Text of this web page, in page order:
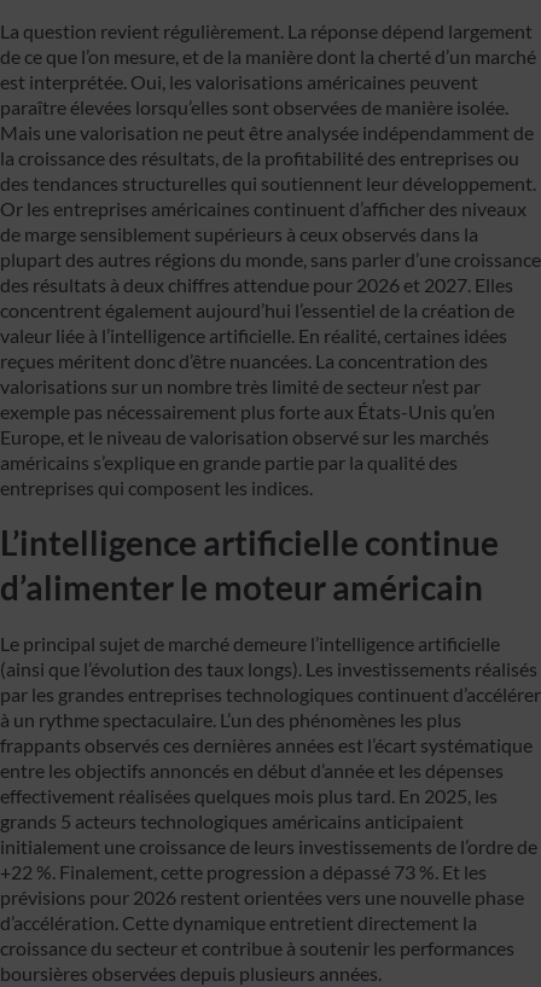
La question revient régulièrement. La réponse dépend largement
de ce que l’on mesure, et de la manière dont la cherté d’un marché
est interprétée. Oui, les valorisations américaines peuvent
paraître élevées lorsqu’elles sont observées de manière isolée.
Mais une valorisation ne peut être analysée indépendamment de
la croissance des résultats, de la profitabilité des entreprises ou
des tendances structurelles qui soutiennent leur développement.
Or les entreprises américaines continuent d’afficher des niveaux
de marge sensiblement supérieurs à ceux observés dans la
plupart des autres régions du monde, sans parler d’une croissance
des résultats à deux chiffres attendue pour 2026 et 2027. Elles
concentrent également aujourd’hui l’essentiel de la création de
valeur liée à l’intelligence artificielle. En réalité, certaines idées
reçues méritent donc d’être nuancées. La concentration des
valorisations sur un nombre très limité de secteur n’est par
exemple pas nécessairement plus forte aux États-Unis qu’en
Europe, et le niveau de valorisation observé sur les marchés
américains s’explique en grande partie par la qualité des
entreprises qui composent les indices.
L’intelligence artificielle continue
d’alimenter le moteur américain
Le principal sujet de marché demeure l’intelligence artificielle
(ainsi que l’évolution des taux longs). Les investissements réalisés
par les grandes entreprises technologiques continuent d’accélérer
à un rythme spectaculaire. L’un des phénomènes les plus
frappants observés ces dernières années est l’écart systématique
entre les objectifs annoncés en début d’année et les dépenses
effectivement réalisées quelques mois plus tard. En 2025, les
grands 5 acteurs technologiques américains anticipaient
initialement une croissance de leurs investissements de l’ordre de
+22 %. Finalement, cette progression a dépassé 73 %. Et les
prévisions pour 2026 restent orientées vers une nouvelle phase
d’accélération. Cette dynamique entretient directement la
croissance du secteur et contribue à soutenir les performances
boursières observées depuis plusieurs années.